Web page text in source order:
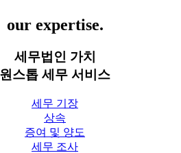
our expertise.
세무법인 가치
원스톱 세무 서비스
세무 기장
상속
증여 및 양도
세무 조사